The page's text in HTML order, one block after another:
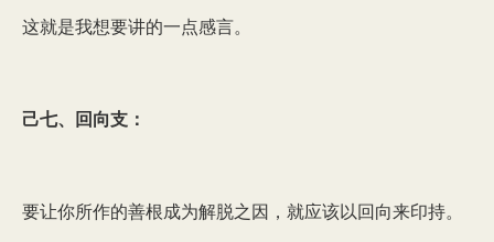
这就是我想要讲的一点感言。
己七、回向支：
要让你所作的善根成为解脱之因，就应该以回向来印持。